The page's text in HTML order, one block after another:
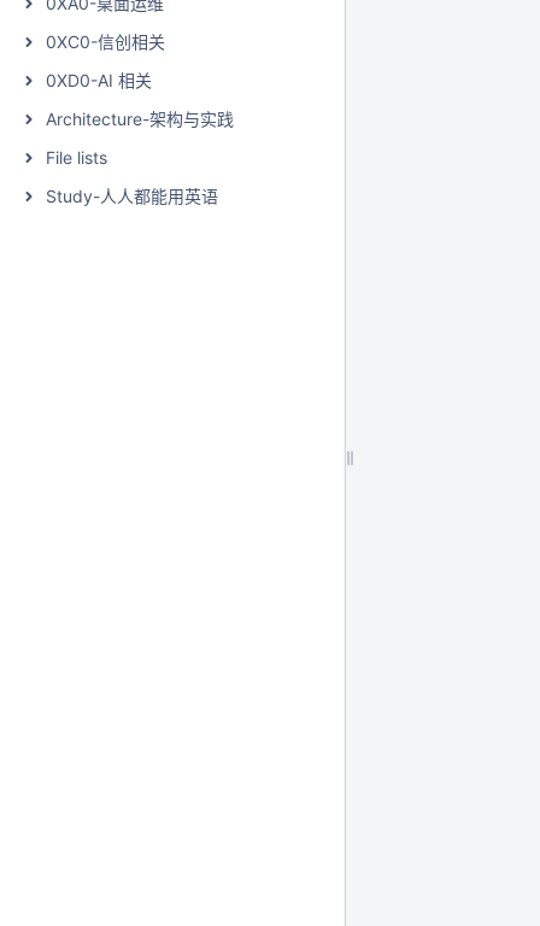
0XC0-信创相关
0XD0-AI 相关
Architecture-架构与实践
File lists
Study-人人都能用英语